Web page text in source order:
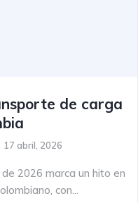
de carga
17 abril, 2026
2026 marca un hito en
con...